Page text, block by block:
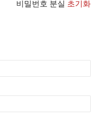
비밀번호 분실 초기화